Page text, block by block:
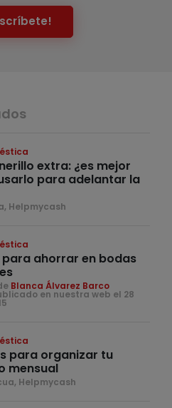
extra: ¿es mejor
para adelantar la
Helpmycash
para ahorrar en bodas
Blanca Álvarez Barco
en nuestra web el 28
para organizar tu
mensual
Helpmycash